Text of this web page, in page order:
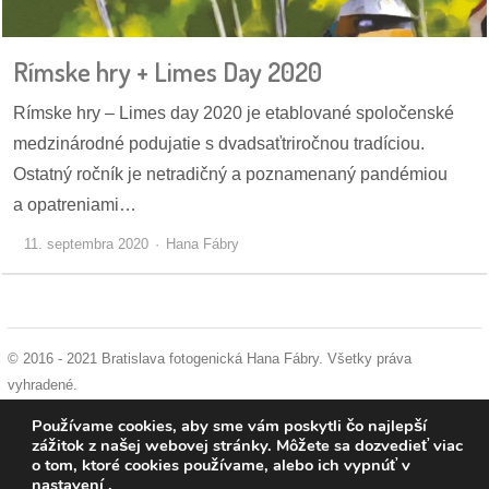
pozvánky
Historický
zákony
mestské
kauzy
konania
stavebné
pripomienkové
konania
Rímske hry + Limes Day 2020
Rímske hry – Limes day 2020 je etablované spoločenské
medzinárodné podujatie s dvadsaťtriročnou tradíciou.
Ostatný ročník je netradičný a poznamenaný pandémiou
a opatreniami…
11. septembra 2020 Hana Fábry
© 2016 - 2021 Bratislava fotogenická Hana Fábry. Všetky práva
vyhradené.
cookies
Používame cookies, aby sme vám poskytli čo najlepší
zážitok z našej webovej stránky. Môžete sa dozvedieť viac
o tom, ktoré cookies používame, alebo ich vypnúť v
nastavení .